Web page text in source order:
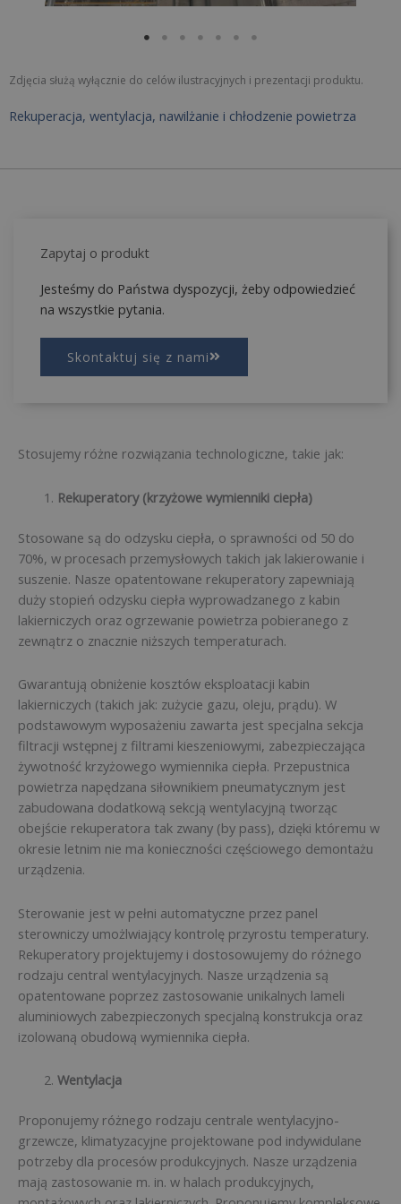
Zdjęcia służą wyłącznie do celów ilustracyjnych i prezentacji produktu.
Rekuperacja, wentylacja, nawilżanie i chłodzenie powietrza
Stosujemy różne rozwiązania technologiczne, takie jak:
Rekuperatory (krzyżowe wymienniki ciepła)
Stosowane są do odzysku ciepła, o sprawności od 50 do
70%, w procesach przemysłowych takich jak lakierowanie i
suszenie. Nasze opatentowane rekuperatory zapewniają
duży stopień odzysku ciepła wyprowadzanego z kabin
lakierniczych oraz ogrzewanie powietrza pobieranego z
zewnątrz o znacznie niższych temperaturach.
Gwarantują obniżenie kosztów eksploatacji kabin
lakierniczych (takich jak: zużycie gazu, oleju, prądu). W
podstawowym wyposażeniu zawarta jest specjalna sekcja
filtracji wstępnej z filtrami kieszeniowymi, zabezpieczająca
żywotność krzyżowego wymiennika ciepła. Przepustnica
powietrza napędzana siłownikiem pneumatycznym jest
zabudowana dodatkową sekcją wentylacyjną tworząc
obejście rekuperatora tak zwany (by pass), dzięki któremu w
okresie letnim nie ma konieczności częściowego demontażu
urządzenia.
Sterowanie jest w pełni automatyczne przez panel
sterowniczy umożlwiający kontrolę przyrostu temperatury.
Rekuperatory projektujemy i dostosowujemy do różnego
rodzaju central wentylacyjnych. Nasze urządzenia są
opatentowane poprzez zastosowanie unikalnych lameli
aluminiowych zabezpieczonych specjalną konstrukcja oraz
izolowaną obudową wymiennika ciepła.
Wentylacja
Proponujemy różnego rodzaju centrale wentylacyjno-
grzewcze, klimatyzacyjne projektowane pod indywidulane
potrzeby dla procesów produkcyjnych. Nasze urządzenia
mają zastosowanie m. in. w halach produkcyjnych,
Zapytaj o produkt
Jesteśmy do Państwa dyspozycji, żeby odpowiedzieć
na wszystkie pytania.
Skontaktuj się z nami